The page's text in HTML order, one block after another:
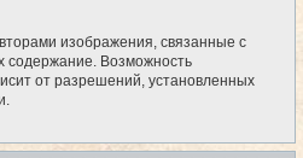
изображения, связанные с
Возможность
от разрешений, установленных